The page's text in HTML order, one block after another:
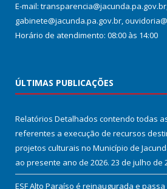
E-mail:
gabinete@jacunda.pa.gov.br,
Horário de atendimento: 08:00 às 14:00
ÚLTIMAS PUBLICAÇÕES
Relatórios Detalhados contendo todas
referentes a execução de recursos
projetos culturais no Município de
ao presente ano de 2026. 23 de julho de
ESF Alto Paraíso é reinaugurada e